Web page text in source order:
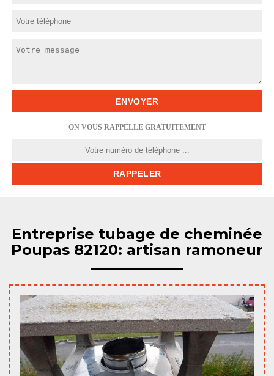
ON VOUS RAPPELLE GRATUITEMENT
Entreprise tubage de cheminée
Poupas 82120: artisan ramoneur